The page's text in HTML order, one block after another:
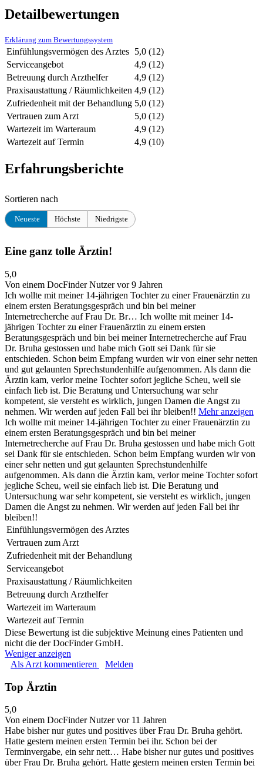
Detailbewertungen
Erklärung zum Bewertungssystem
Einfühlungsvermögen des Arztes 5,0 (12)
Serviceangebot
4,9 (12)
Betreuung durch Arzthelfer
4,9 (12)
Praxisaustattung / Räumlichkeiten 4,9 (12)
Zufriedenheit mit der Behandlung 5,0 (12)
Vertrauen zum Arzt
5,0 (12)
Wartezeit im Warteraum
4,9 (12)
Wartezeit auf Termin
4,9 (10)
Erfahrungsberichte
Sortieren nach
Neueste Höchste Niedrigste
Eine ganz tolle Ärztin!
5,0
Von einem DocFinder Nutzervor 9 Jahren
Ich wollte mit meiner 14-jährigen Tochter zu einer Frauenärztin zu
einem ersten Beratungsgespräch und bin bei meiner
Internetrecherche auf Frau Dr. Br… Ich wollte mit meiner 14-
jährigen Tochter zu einer Frauenärztin zu einem ersten
Beratungsgespräch und bin bei meiner Internetrecherche auf Frau
Dr. Bruha gestossen und habe mich Gott sei Dank für sie
entschieden. Schon beim Empfang wurden wir von einer sehr netten
und gut gelaunten Sprechstundenhilfe aufgenommen. Als dann die
Ärztin kam, verlor meine Tochter sofort jegliche Scheu, weil sie
einfach lieb ist. Die Beratung und Untersuchung war sehr
kompetent, sie versteht es wirklich, jungen Damen die Angst zu
nehmen. Wir werden auf jeden Fall bei ihr bleiben!! Mehr anzeigen
Ich wollte mit meiner 14-jährigen Tochter zu einer Frauenärztin zu
einem ersten Beratungsgespräch und bin bei meiner
Internetrecherche auf Frau Dr. Bruha gestossen und habe mich Gott
sei Dank für sie entschieden. Schon beim Empfang wurden wir von
einer sehr netten und gut gelaunten Sprechstundenhilfe
aufgenommen. Als dann die Ärztin kam, verlor meine Tochter sofort
jegliche Scheu, weil sie einfach lieb ist. Die Beratung und
Untersuchung war sehr kompetent, sie versteht es wirklich, jungen
Damen die Angst zu nehmen. Wir werden auf jeden Fall bei ihr
bleiben!!
Einfühlungsvermögen des Arztes
Vertrauen zum Arzt
Zufriedenheit mit der Behandlung
Serviceangebot
Praxisaustattung / Räumlichkeiten
Betreuung durch Arzthelfer
Wartezeit im Warteraum
Wartezeit auf Termin
Diese Bewertung ist die subjektive Meinung eines Patienten und
nicht die der DocFinder GmbH.
Weniger anzeigen
Als Arzt kommentieren
Melden
Top Ärztin
5,0
Von einem DocFinder Nutzervor 11 Jahren
Habe bisher nur gutes und positives über Frau Dr. Bruha gehört.
Hatte gestern meinen ersten Termin bei ihr. Schon bei der
Terminvergabe, ein sehr nett… Habe bisher nur gutes und positives
über Frau Dr. Bruha gehört. Hatte gestern meinen ersten Termin bei